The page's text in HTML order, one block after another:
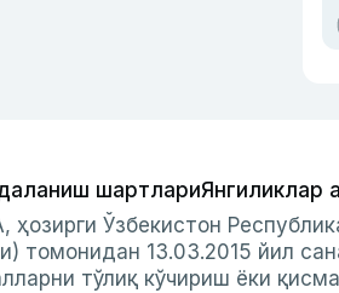
шартлариЯнгиликлар
Ўзбекистон
томонидан 13.03.2015 йил
тўлиқ кўчириш ёки